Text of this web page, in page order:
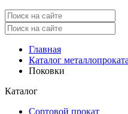
Главная
Каталог металлопроката
Поковки
Каталог
Сортовой прокат